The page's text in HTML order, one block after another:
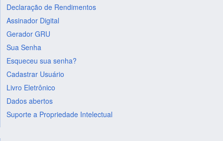
Declaração de Rendimentos
Assinador Digital
Gerador GRU
Sua Senha
Esqueceu sua senha?
Cadastrar Usuário
Livro Eletrônico
Dados abertos
Suporte a Propriedade Intelectual